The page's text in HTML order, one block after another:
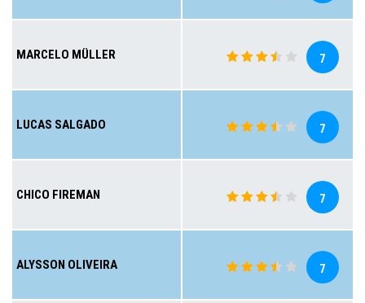
MARCELO MÜLLER 7
LUCAS SALGADO 7
CHICO FIREMAN 7
ALYSSON OLIVEIRA 7